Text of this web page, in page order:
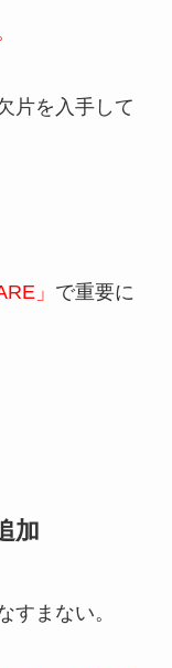
片を入手して
」 で重要に
加
まない。